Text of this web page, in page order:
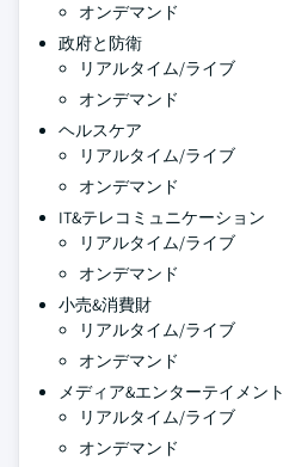
オンデマンド
政府と防衛
リアルタイム/ライブ
オンデマンド
ヘルスケア
リアルタイム/ライブ
オンデマンド
IT&テレコミュニケーション
リアルタイム/ライブ
オンデマンド
小売&消費財
リアルタイム/ライブ
オンデマンド
メディア&エンターテイメント
リアルタイム/ライブ
オンデマンド